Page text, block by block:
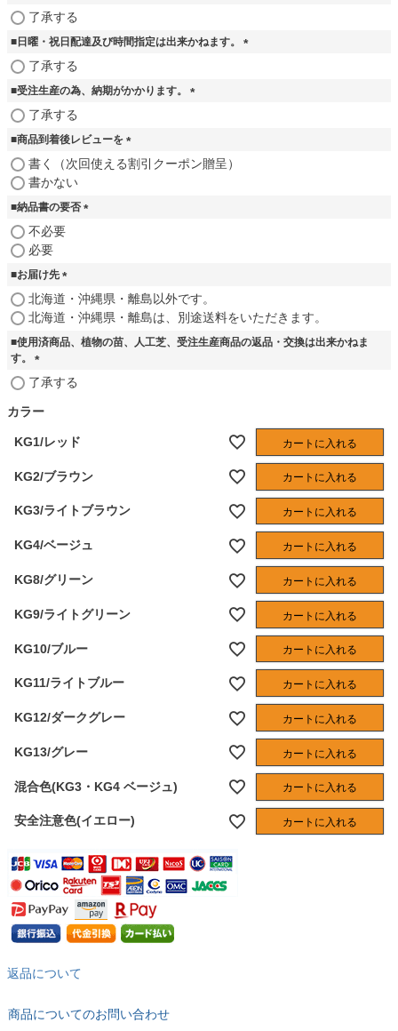
須
了承する
■日曜・祝日配達及び時間指定は出来かねます。
了承する
■受注生産の為、納期がかかります。
)
了承する
■商品到着後レビューを
(
書く（次回使える割引クーポン贈呈）
書かない
■納品書の要否
不必要
必要
■お届け先
(
必
須
)
北海道・沖縄県・離島以外です。
北海道・沖縄県・離島は、別途送料をいただきます。
■使用済商品、植物の苗、人工芝、受注生産商品の返品・交換は出来かねま
す。
(
須
了承する
カラー
KG1/レッド カートに入れる
KG2/ブラウン カートに入れる
KG3/ライトブラウン カートに入れる
KG4/ベージュ カートに入れる
KG8/グリーン カートに入れる
KG9/ライトグリーン カートに入れる
KG10/ブルー カートに入れる
KG11/ライトブルー カートに入れる
KG12/ダークグレー カートに入れる
KG13/グレー カートに入れる
混合色(KG3・KG4 ベージュ) カートに入れる
安全注意色(イエロー) カートに入れる
返品について
商品についてのお問い合わせ